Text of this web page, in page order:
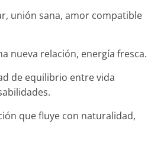
unión sana, amor compatible
nueva relación, energía fresca.
de equilibrio entre vida
que fluye con naturalidad,